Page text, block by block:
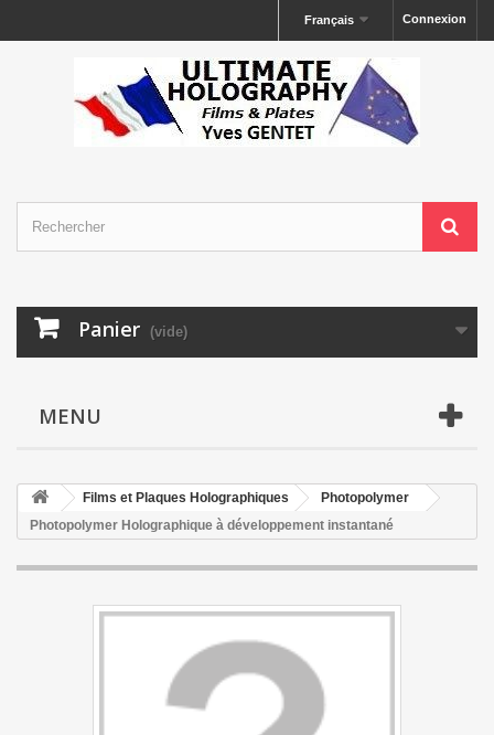
Connexion
Français
Panier (vide)
MENU
Films et Plaques Holographiques
Photopolymer
Photopolymer Holographique à développement instantané